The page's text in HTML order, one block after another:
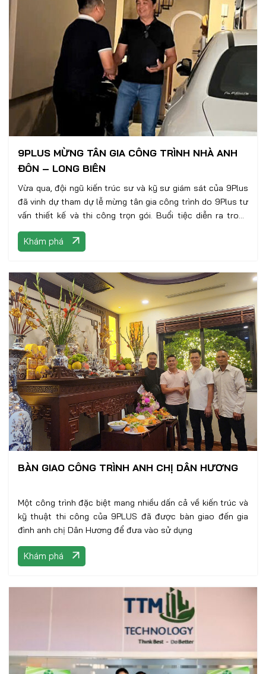
9PLUS MỪNG TÂN GIA CÔNG TRÌNH NHÀ ANH
ĐÔN – LONG BIÊN
Vừa qua, đội ngũ kiến trúc sư và kỹ sư giám sát của 9Plus
đã vinh dự tham dự lễ mừng tân gia công trình do 9Plus tư
vấn thiết kế và thi công trọn gói. Buổi tiệc diễn ra trong
Khám phá
BÀN GIAO CÔNG TRÌNH ANH CHỊ DÂN HƯƠNG
Một công trình đặc biệt mang nhiều dấn cả về kiến trúc và
kỹ thuật thi công của 9PLUS đã được bàn giao đến gia
đình anh chị Dân Hương để đưa vào sử dụng
Khám phá